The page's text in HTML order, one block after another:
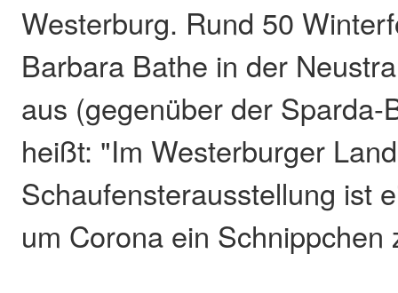
Westerburg. Rund 50
Barbara Bathe in der
aus (gegenüber der Sparda-
heißt: "Im Westerburger
Schaufensterausstellung ist
um Corona ein Schnippchen